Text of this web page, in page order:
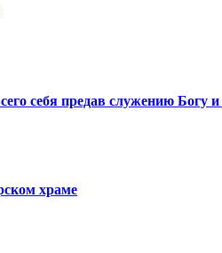
себя предав служению Богу
храме